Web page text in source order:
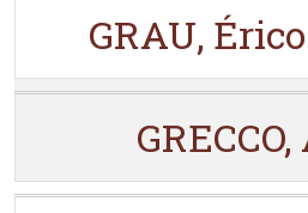
GRAU,